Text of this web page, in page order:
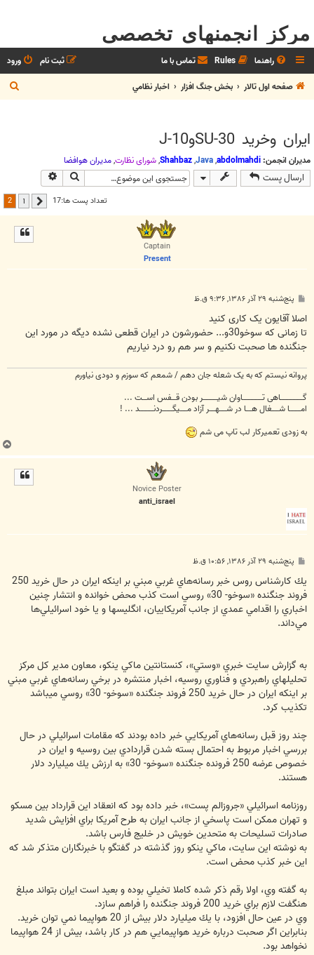
مرکز انجمنهای تخصصی
راهنما Rules تماس با ما ورود
ثبت نام
صفحه اول تالار
بخش جنگ افزار اخبار نظامي
س
ايران وخريد SU-30وJ-10
مدیران انجمن: abdolmahdi
,
Java
,
Shahbaz
,شوراي نظارت,مديران هوافضا
ارسال پست جستجو
تعداد پست ها:17 قبلی 1
2
Captain
Present
س
ت
پنج‌شنبه ۲۹ آذر ۱۳۸۶, ۹:۳۶ ق.ظ
اصلا آقایون یک کاری کنید
تا زمانی که سوخو30و... حضورشون در ایران قطعی نشده دیگه در مورد این
جنگنده ها صحبت نکنیم و سر هم رو درد نیاریم
پروانه نیستم که به یک شعله جان دهم / شمعم که سوزم و دودی نیاورم
گــــــــــــــــاهی تــــــــــــــاوان شیــــــــــر بودن قـــفس اســـت ...
امــــــــا شـــــغال هــــا در شـــــهــــر آزاد مـــــیگـــــــردنــــــــــد ... !
به زودی تعمیرکار لب تاپ می شم
Novice Poster
anti_israel
س
ت
پنج‌شنبه ۲۹ آذر ۱۳۸۶, ۱۰:۵۶ ق.ظ
يك كارشناس روس خبر رسانه‌هاي غربي مبني بر اينكه ايران در حال خريد 250
فروند جنگنده «سوخو- 30» روسي است كذب محض خوانده و انتشار چنين
اخباري را اقدامي عمدي از جانب آمريكاييان، انگليسها و يا خود اسرائيلي‌ها
مي‌داند.
به گزارش سايت خبري «وستي»، كنستانتين ماكي ينكو، معاون مدير كل مركز
تحليلهاي راهبردي و فناوري روسيه، اخبار منتشره در برخي رسانه‌هاي غربي مبني
بر اينكه ايران در حال خريد 250 فروند جنگنده «سوخو- 30» روسي ميباشد
تكذيب كرد.
چند روز قبل رسانه‌هاي آمريكايي خبر داده بودند كه مقامات اسرائيلي در حال
بررسي اخبار مربوط به احتمال بسته شدن قراردادي بين روسيه و ايران در
خصوص عرضه 250 فرونده جنگنده «سوخو- 30» به ارزش يك ميليارد دلار
هستند.
روزنامه اسرائيلي «جروزالم پست»، خبر داده بود كه انعقاد اين قرارداد بين مسكو
و تهران ممكن است پاسخي از جانب ايران به طرح آمريكا براي افزايش شديد
صادرات تسليحات به متحدين خويش در خليج فارس باشد.
به نوشته اين سايت، ماكي ينكو روز گذشته در گفتگو با خبرنگاران متذكر شد كه
اين خبر كذب محض است.
به گفته وي، اولا رقم ذكر شده كاملا تخيلي بوده و بعيد است ايران بتواند مبلغ
هنگفت لازم براي خريد 200 فروند جنگنده را فراهم سازد.
وي در عين حال افزود، با يك ميليارد دلار بيش از 20 هواپيما نمي توان خريد.
بنابراين اگر صحبت درباره خريد هواپيمايي هم در كار باشد، بيش از 24 هواپيما
نخواهد بود.